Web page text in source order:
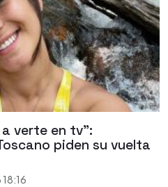
verte en tv":
piden su vuelta
18:16